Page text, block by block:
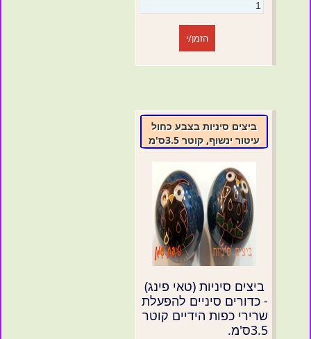
הזמן/י
ביצים סיניות בצבע כחול
עיטור ינשוף, קוטר 3.5ס'מ
ביצים סיניות (טאי פינג)
- כדורים סיניים להפעלת
שרירי כפות הידיים קוטר
3.5ס'מ.